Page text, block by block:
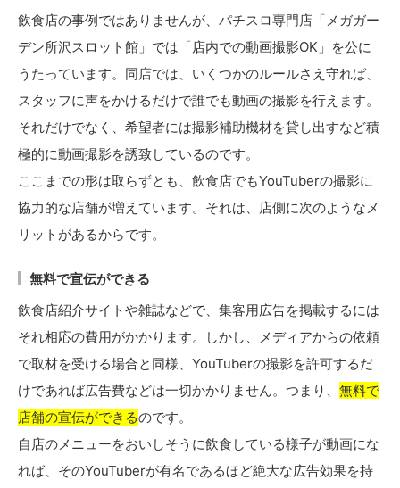
飲食店の事例ではありませんが、パチスロ専門店「メガガー
デン所沢スロット館」では「店内での動画撮影OK」を公に
うたっています。同店では、いくつかのルールさえ守れば、
スタッフに声をかけるだけで誰でも動画の撮影を行えます。
それだけでなく、希望者には撮影補助機材を貸し出すなど積
極的に動画撮影を誘致しているのです。
ここまでの形は取らずとも、飲食店でもYouTuberの撮影に
協力的な店舗が増えています。それは、店側に次のようなメ
リットがあるからです。
無料で宣伝ができる
飲食店紹介サイトや雑誌などで、集客用広告を掲載するには
それ相応の費用がかかります。しかし、メディアからの依頼
で取材を受ける場合と同様、YouTuberの撮影を許可するだ
けであれば広告費などは一切かかりません。つまり、 無料で
店舗の宣伝ができるのです。
自店のメニューをおいしそうに飲食している様子が動画にな
れば、そのYouTuberが有名であるほど絶大な広告効果を持